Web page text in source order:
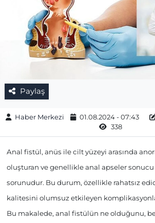
Paylaş
Haber Merkezi 01.08.2024 - 07:43
338
Anal fistül, anüs ile cilt yüzeyi arasında
oluşturan ve genellikle anal apseler
sorunudur. Bu durum, özellikle rahatsız
kalitesini olumsuz etkileyen
Bu makalede, anal fistülün ne olduğunu,
Künye
Topluluk Kuralları